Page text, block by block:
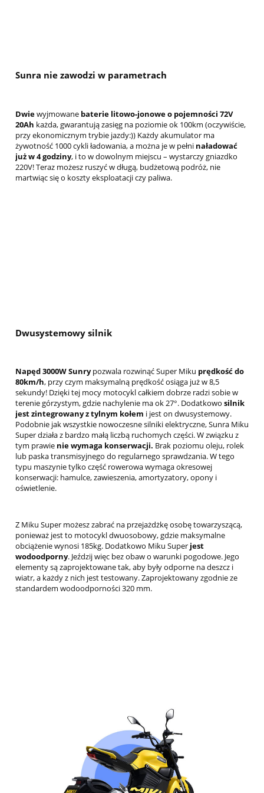
Sunra nie zawodzi w parametrach
Dwiewyjmowane baterie litowo-jonowe o pojemności 72V
20Ah każda, gwarantują zasięg na poziomie ok 100km (oczywiście,
przy ekonomicznym trybie jazdy:)) Każdy akumulator ma
żywotność 1000 cykli ładowania, a można je w pełni naładować
już w 4 godziny, i to w dowolnym miejscu – wystarczy gniazdko
220V! Teraz możesz ruszyć w długą, budżetową podróż, nie
martwiąc się o koszty eksploatacji czy paliwa.
Dwusystemowy silnik
Napęd 3000W Sunrypozwala rozwinąć Super Miku prędkość do
80km/h, przy czym maksymalną prędkość osiąga już w 8,5
sekundy! Dzięki tej mocy motocykl całkiem dobrze radzi sobie w
terenie górzystym, gdzie nachylenie ma ok 27°. Dodatkowo silnik
jest zintegrowany z tylnym kołem i jest on dwusystemowy.
Podobnie jak wszystkie nowoczesne silniki elektryczne, Sunra Miku
Super działa z bardzo małą liczbą ruchomych części. W związku z
tym prawie nie wymaga konserwacji. Brak poziomu oleju, rolek
lub paska transmisyjnego do regularnego sprawdzania. W tego
typu maszynie tylko część rowerowa wymaga okresowej
konserwacji: hamulce, zawieszenia, amortyzatory, opony i
oświetlenie.
Z Miku Super możesz zabrać na przejażdżkę osobę towarzyszącą,
ponieważ jest to motocykl dwuosobowy, gdzie maksymalne
obciążenie wynosi 185kg. Dodatkowo Miku Super jest
wodoodporny. Jeździj więc bez obaw o warunki pogodowe. Jego
elementy są zaprojektowane tak, aby były odporne na deszcz i
wiatr, a każdy z nich jest testowany. Zaprojektowany zgodnie ze
standardem wodoodporności 320 mm.